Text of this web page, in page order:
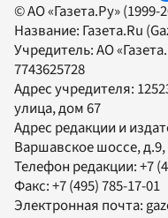
© АО «Газета.Ру»
Название: Газета.Ru
Учредитель:АО
7743625728
Адрес учредителя:
улица, дом 67
Адрес редакции и
Варшавское шоссе, д.9,
Телефон редакции:+7
Факс:+7 (495) 785-17-01
Электронная почта: